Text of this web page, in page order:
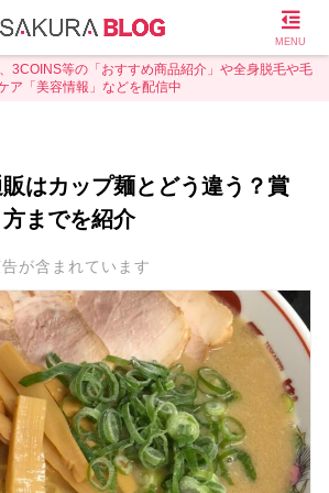
3COINS等の「おすすめ商品紹介」や全身脱毛や毛
ア「美容情報」などを配信中
はカップ麺とどう違う？賞
までを紹介
が含まれています
MENU